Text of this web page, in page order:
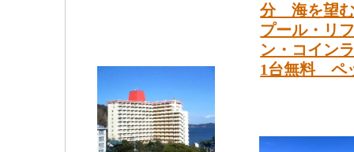
分 海を望む
プール・リ
ン・コイン
1台無料 ペ